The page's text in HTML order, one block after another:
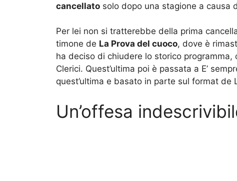
cancellato solo dopo una stagione a
Per lei non si tratterebbe della prima
timone de La Prova del cuoco, dove è
ha deciso di chiudere lo storico
Clerici. Quest’ultima poi è passata a E’
quest’ultima e basato in parte sul format de
Un’offesa